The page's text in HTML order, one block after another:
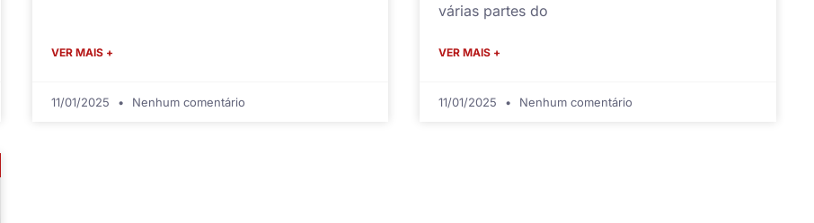
VER MAIS +
11/01/2025 Nenhum comentário
várias partes do
VER MAIS +
11/01/2025 Nenhum comentário